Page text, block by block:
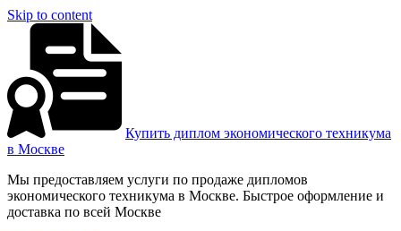
Skip to content
Купить диплом экономического техникума
в Москве
Мы предоставляем услуги по продаже дипломов
экономического техникума в Москве. Быстрое оформление и
доставка по всей Москве